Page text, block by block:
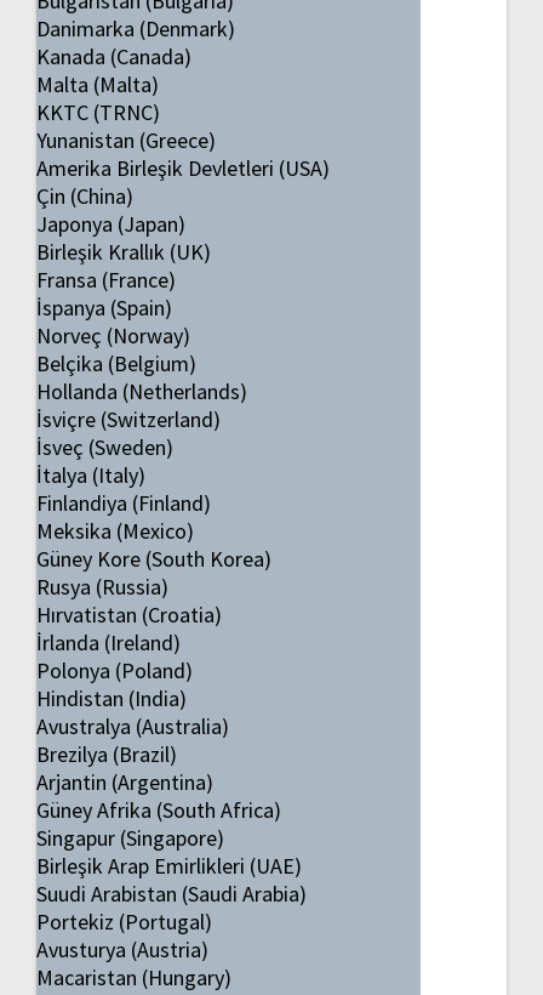
Danimarka (Denmark)
Kanada (Canada)
Malta (Malta)
KKTC (TRNC)
Yunanistan (Greece)
Amerika Birleşik Devletleri (USA)
Çin (China)
Japonya (Japan)
Birleşik Krallık (UK)
Fransa (France)
İspanya (Spain)
Norveç (Norway)
Belçika (Belgium)
Hollanda (Netherlands)
İsviçre (Switzerland)
İsveç (Sweden)
İtalya (Italy)
Finlandiya (Finland)
Meksika (Mexico)
Güney Kore (South Korea)
Rusya (Russia)
Hırvatistan (Croatia)
İrlanda (Ireland)
Polonya (Poland)
Hindistan (India)
Avustralya (Australia)
Brezilya (Brazil)
Arjantin (Argentina)
Güney Afrika (South Africa)
Singapur (Singapore)
Birleşik Arap Emirlikleri (UAE)
Suudi Arabistan (Saudi Arabia)
Portekiz (Portugal)
Avusturya (Austria)
Macaristan (Hungary)